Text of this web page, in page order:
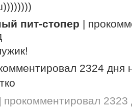
пит-стопер |
2324 дня
прокомментировал 2323